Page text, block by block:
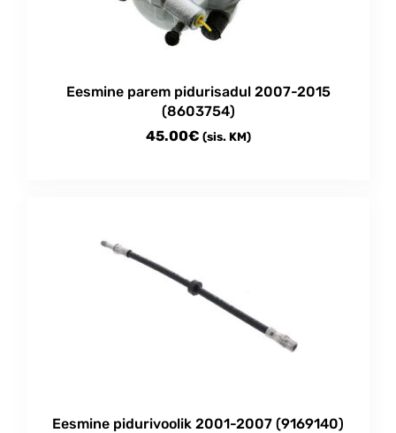
Eesmine parem pidurisadul 2007-2015
(8603754)
45.00€ (sis. KM)
Eesmine pidurivoolik 2001-2007 (9169140)